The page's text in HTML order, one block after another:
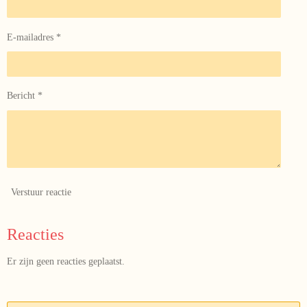
E-mailadres *
Bericht *
Verstuur reactie
Reacties
Er zijn geen reacties geplaatst.